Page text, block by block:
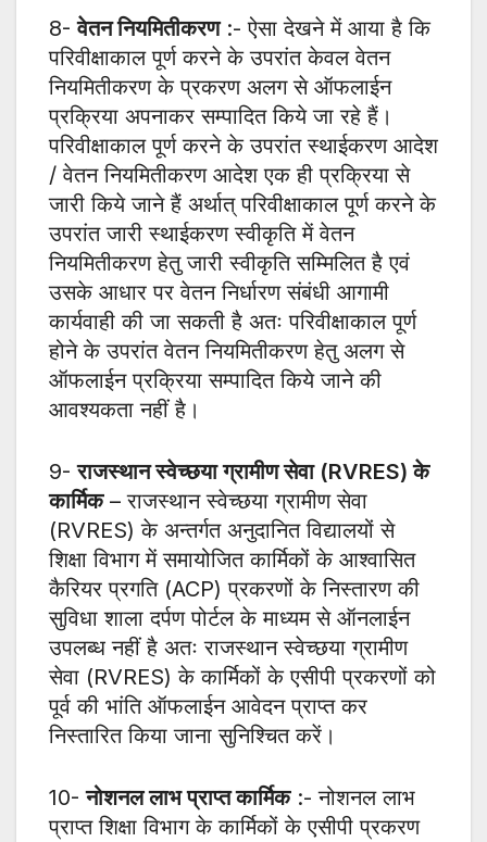
8-वेतन नियमितीकरण:- ऐसा देखने में आया है कि
परिवीक्षाकाल पूर्ण करने के उपरांत केवल वेतन
नियमितीकरण के प्रकरण अलग से ऑफलाईन
प्रक्रिया अपनाकर सम्पादित किये जा रहे हैं।
परिवीक्षाकाल पूर्ण करने के उपरांत स्थाईकरण आदेश
/ वेतन नियमितीकरण आदेश एक ही प्रक्रिया से
जारी किये जाने हैं अर्थात् परिवीक्षाकाल पूर्ण करने के
उपरांत जारी स्थाईकरण स्वीकृति में वेतन
नियमितीकरण हेतु जारी स्वीकृति सम्मिलित है एवं
उसके आधार पर वेतन निर्धारण संबंधी आगामी
कार्यवाही की जा सकती है अतः परिवीक्षाकाल पूर्ण
होने के उपरांत वेतन नियमितीकरण हेतु अलग से
ऑफलाईन प्रक्रिया सम्पादित किये जाने की
आवश्यकता नहीं है।
9-राजस्थान स्वेच्छया ग्रामीण सेवा (RVRES) के
कार्मिक– राजस्थान स्वेच्छया ग्रामीण सेवा
(RVRES) के अन्तर्गत अनुदानित विद्यालयों से
शिक्षा विभाग में समायोजित कार्मिकों के आश्वासित
कैरियर प्रगति (ACP) प्रकरणों के निस्तारण की
सुविधा शाला दर्पण पोर्टल के माध्यम से ऑनलाईन
उपलब्ध नहीं है अतः राजस्थान स्वेच्छया ग्रामीण
सेवा (RVRES) के कार्मिकों के एसीपी प्रकरणों को
पूर्व की भांति ऑफलाईन आवेदन प्राप्त कर
निस्तारित किया जाना सुनिश्चित करें।
10-नोशनल लाभ प्राप्त कार्मिक:- नोशनल लाभ
प्राप्त शिक्षा विभाग के कार्मिकों के एसीपी प्रकरण